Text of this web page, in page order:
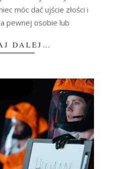
móc dać ujście złości i
pewnej osobie lub
DALEJ…